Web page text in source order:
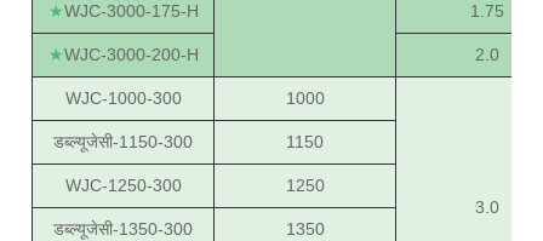
★WJC-3000-175-H 1.75
★WJC-3000-200-H 2.0
WJC-1000-300 1000
3.0
डब्ल्यूजेसी-1150-300 1150
WJC-1250-300 1250
डब्ल्यूजेसी-1350-300 1350